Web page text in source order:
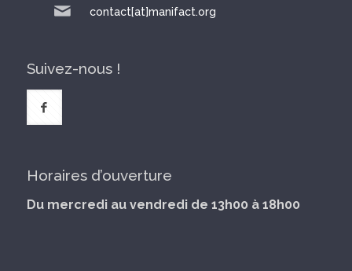
contact[at]manifact.org
Suivez-nous !
Horaires d’ouverture
Du mercredi au vendredi de 13h00 à 18h00